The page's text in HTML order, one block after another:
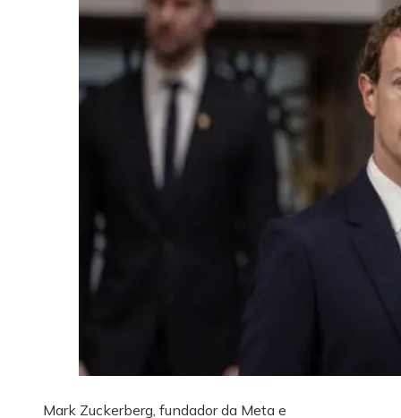
Mark Zuckerberg, fundador da Meta e